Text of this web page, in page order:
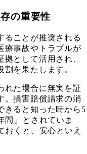
の重要性
ることが推奨される
療事故やトラブルが
として活用され、
を果たします。
れた場合に無実を証
。損害賠償請求の消
きると知った時から5
間」とされていま
おくと、安心といえ